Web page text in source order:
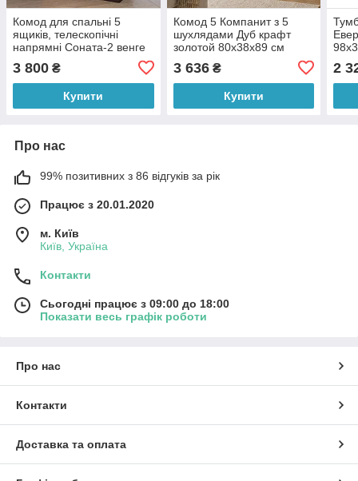
Комод для спальні 5
ящиків, телескопічні
напрямні Соната-2 венге
+ дуб крафт 80х38х100.8
см Еверест
3 800 ₴
Купити
Комод 5 Компанит з 5
шухлядами Дуб крафт
золотой 80х38х89 см
3 636₴
Купити
2
Про нас
99% позитивних з 86 відгуків за рік
Працює з 20.01.2020
м. Київ
Київ, Україна
Контакти
Сьогодні працює з 09:00 до 18:00
Показати весь графік роботи
Про нас
Контакти
Доставка та оплата